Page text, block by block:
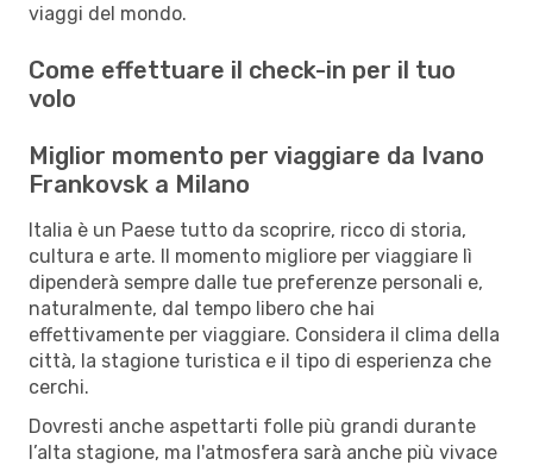
viaggi del mondo.
Come effettuare il check-in per il tuo
volo
Miglior momento per viaggiare da Ivano
Frankovsk a Milano
Italia è un Paese tutto da scoprire, ricco di storia,
cultura e arte. Il momento migliore per viaggiare lì
dipenderà sempre dalle tue preferenze personali e,
naturalmente, dal tempo libero che hai
effettivamente per viaggiare. Considera il clima della
città, la stagione turistica e il tipo di esperienza che
cerchi.
Dovresti anche aspettarti folle più grandi durante
l’alta stagione, ma l'atmosfera sarà anche più vivace